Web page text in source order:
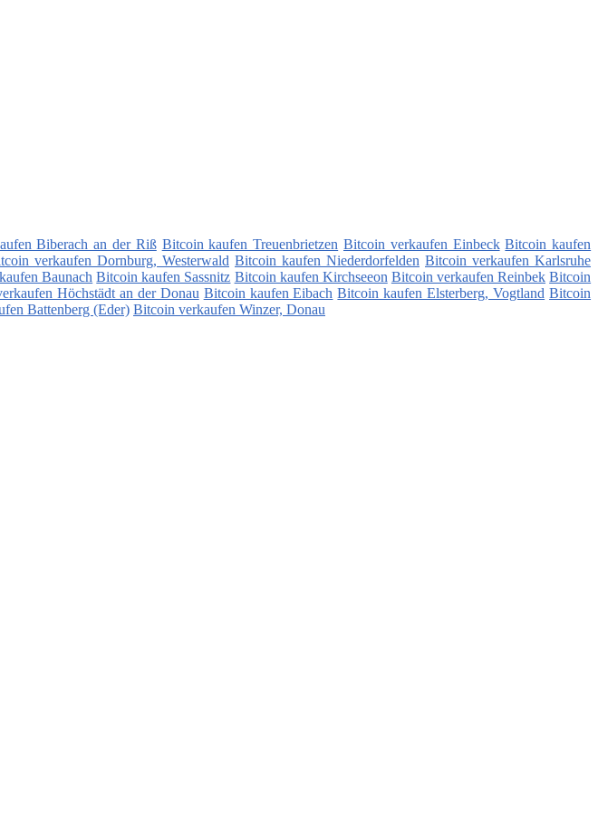
Biberach an der Riß Bitcoin kaufen Treuenbrietzen Bitcoin verkaufen Einbeck Bitcoin kaufen
verkaufen Dornburg, Westerwald Bitcoin kaufen Niederdorfelden Bitcoin verkaufen Karlsruhe
Baunach Bitcoin kaufen Sassnitz Bitcoin kaufen Kirchseeon Bitcoin verkaufen Reinbek Bitcoin
Höchstädt an der Donau Bitcoin kaufen Eibach Bitcoin kaufen Elsterberg, Vogtland Bitcoin
Battenberg (Eder) Bitcoin verkaufen Winzer, Donau